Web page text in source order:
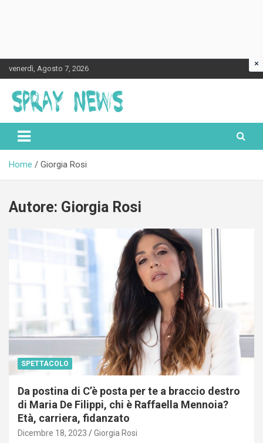
to
content
venerdì, Agosto 7, 2026
Spraynews.it
Home Giorgia Rosi
Autore: Giorgia Rosi
SPETTACOLO
Da postina di C’è posta per te a braccio destro
di Maria De Filippi, chi è Raffaella Mennoia?
Età, carriera, fidanzato
Dicembre 18, 2023 Giorgia Rosi
×